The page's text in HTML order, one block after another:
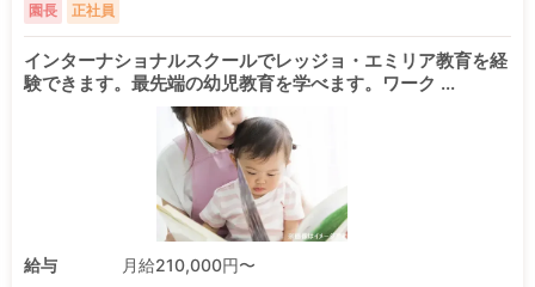
園長 正社員
インターナショナルスクールでレッジョ・エミリア教育を経
験できます。最先端の幼児教育を学べます。ワーク ...
給与
月給210,000円〜